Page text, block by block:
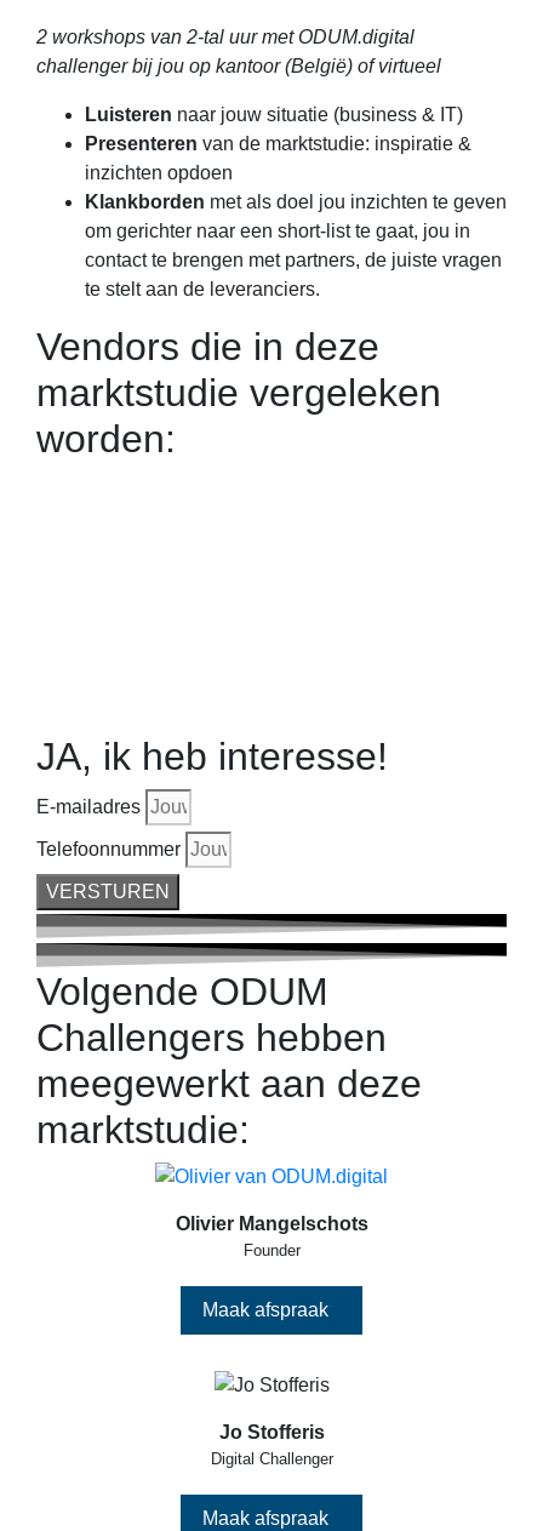
2 workshops van 2-tal uur met ODUM.digital
challenger bij jou op kantoor (België) of virtueel
Luisteren naar jouw situatie (business & IT)
Presenteren van de marktstudie: inspiratie &
inzichten opdoen
Klankborden met als doel jou inzichten te geven
om gerichter naar een short-list te gaat, jou in
contact te brengen met partners, de juiste vragen
te stelt aan de leveranciers.
Vendors die in deze
marktstudie vergeleken
worden:
JA, ik heb interesse!
E-mailadres
Telefoonnummer
VERSTUREN
Volgende ODUM
Challengers hebben
meegewerkt aan deze
marktstudie:
Olivier Mangelschots
Founder
Maak afspraak
Jo Stofferis
Digital Challenger
Maak afspraak